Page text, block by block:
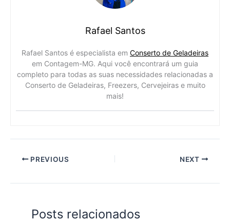
Rafael Santos
Rafael Santos é especialista em Conserto de Geladeiras
em Contagem-MG. Aqui você encontrará um guia
completo para todas as suas necessidades relacionadas a
Conserto de Geladeiras, Freezers, Cervejeiras e muito
mais!
PREVIOUS NEXT
Posts relacionados